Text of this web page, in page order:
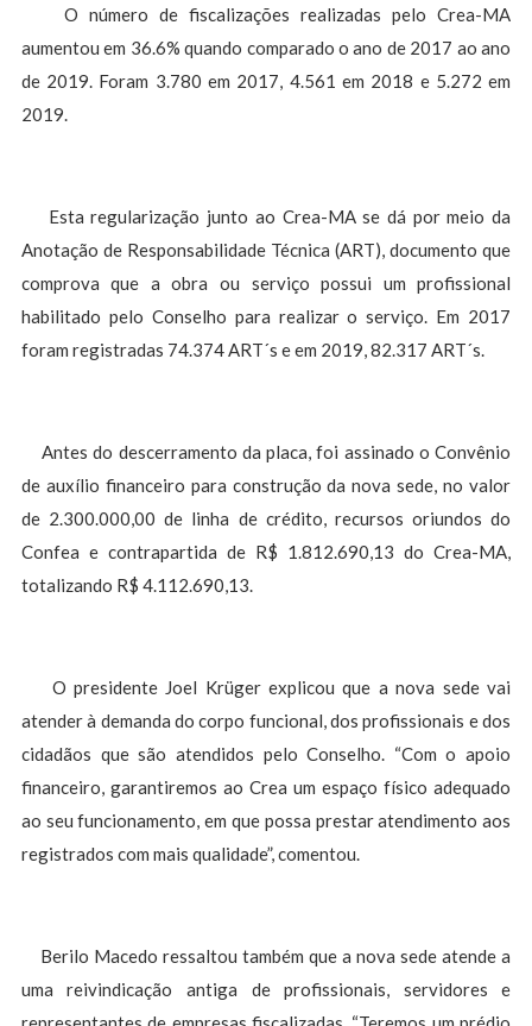
O número de fiscalizações realizadas pelo Crea-MA
aumentou em 36.6% quando comparado o ano de 2017 ao ano
de 2019. Foram 3.780 em 2017, 4.561 em 2018 e 5.272 em
2019.
Esta regularização junto ao Crea-MA se dá por meio da
Anotação de Responsabilidade Técnica (ART), documento que
comprova que a obra ou serviço possui um profissional
habilitado pelo Conselho para realizar o serviço. Em 2017
foram registradas 74.374 ART´s e em 2019, 82.317 ART´s.
Antes do descerramento da placa, foi assinado o Convênio
de auxílio financeiro para construção da nova sede, no valor
de 2.300.000,00 de linha de crédito, recursos oriundos do
Confea e contrapartida de R$ 1.812.690,13 do Crea-MA,
totalizando R$ 4.112.690,13.
O presidente Joel Krüger explicou que a nova sede vai
atender à demanda do corpo funcional, dos profissionais e dos
cidadãos que são atendidos pelo Conselho. “Com o apoio
financeiro, garantiremos ao Crea um espaço físico adequado
ao seu funcionamento, em que possa prestar atendimento aos
registrados com mais qualidade”, comentou.
Berilo Macedo ressaltou também que a nova sede atende a
uma reivindicação antiga de profissionais, servidores e